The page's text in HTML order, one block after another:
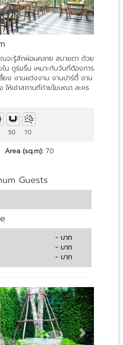
จะรู้สึกผ่อนคลาย สบายตา ด้วย
น ดูร่มรื่น เหมาะกับวันที่ต้องการ
ง งานแต่งงาน งานปาร์ตี้ งาน
ห้เช่าสถานที่ถ่ายโฆษณา ละคร
50 70
Area (sq.m): 70
Guests
- บาท
- บาท
- บาท